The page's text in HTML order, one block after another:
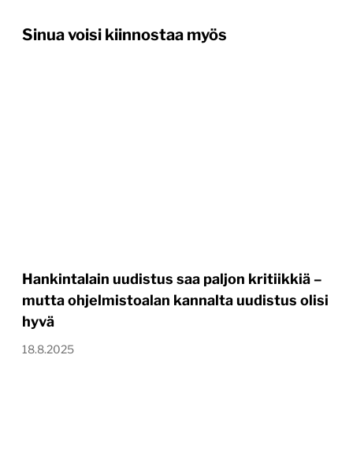
Sinua voisi kiinnostaa myös
Hankintalain uudistus saa paljon kritiikkiä –
mutta ohjelmistoalan kannalta uudistus olisi
hyvä
18.8.2025